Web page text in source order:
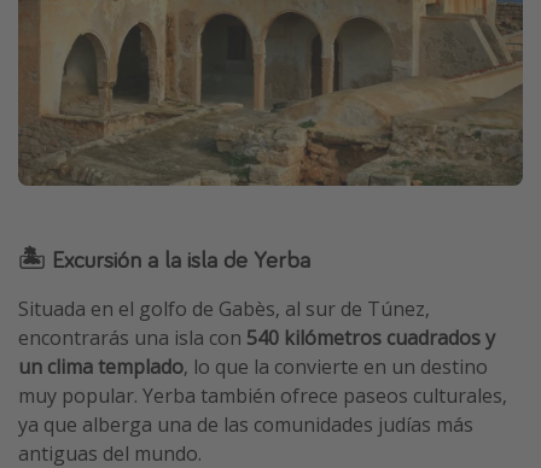
🏝️ Excursión a la isla de Yerba
Situada en el golfo de Gabès, al sur de Túnez,
encontrarás una isla con 540 kilómetros cuadrados y
un clima templado, lo que la convierte en un destino
muy popular. Yerba también ofrece paseos culturales,
ya que alberga una de las comunidades judías más
antiguas del mundo.